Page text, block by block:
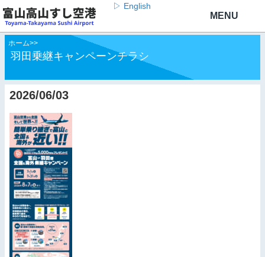
▷ English
ホーム>>
羽田乗継キャンペーンチラシ
2026/06/03